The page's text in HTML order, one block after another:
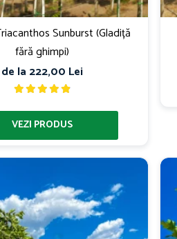
Sunburst (Gladiță
fără ghimpi)
de la 222,00 Lei